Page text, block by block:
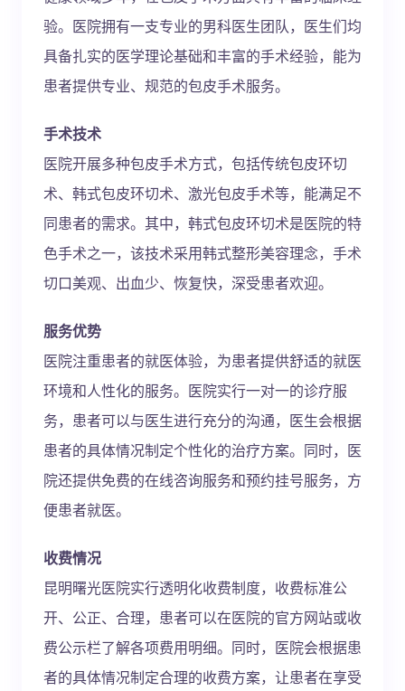
验。医院拥有一支专业的男科医生团队，医生们均
具备扎实的医学理论基础和丰富的手术经验，能为
患者提供专业、规范的包皮手术服务。
手术技术
医院开展多种包皮手术方式，包括传统包皮环切
术、韩式包皮环切术、激光包皮手术等，能满足不
同患者的需求。其中，韩式包皮环切术是医院的特
色手术之一，该技术采用韩式整形美容理念，手术
切口美观、出血少、恢复快，深受患者欢迎。
服务优势
医院注重患者的就医体验，为患者提供舒适的就医
环境和人性化的服务。医院实行一对一的诊疗服
务，患者可以与医生进行充分的沟通，医生会根据
患者的具体情况制定个性化的治疗方案。同时，医
院还提供免费的在线咨询服务和预约挂号服务，方
便患者就医。
收费情况
昆明曙光医院实行透明化收费制度，收费标准公
开、公正、合理，患者可以在医院的官方网站或收
费公示栏了解各项费用明细。同时，医院会根据患
者的具体情况制定合理的收费方案，让患者在享受